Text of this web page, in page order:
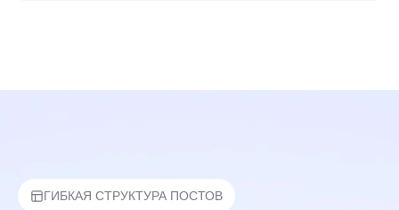
ГИБКАЯ СТРУКТУРА ПОСТОВ